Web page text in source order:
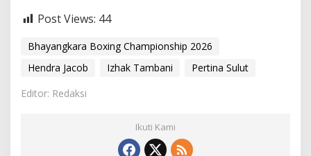
Post Views: 44
Bhayangkara Boxing Championship 2026
Hendra Jacob
Izhak Tambani
Pertina Sulut
Editor: Redaksi
Ikuti Kami